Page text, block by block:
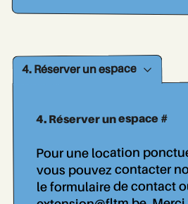
4. Réserver un espace
4. Réserver un espace #
Pour une location
vous pouvez contacter
le formulaire de contact